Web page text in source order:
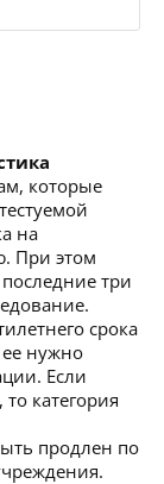
которые
на
При этом
три
срока
ее нужно
Если
категория
продлен по